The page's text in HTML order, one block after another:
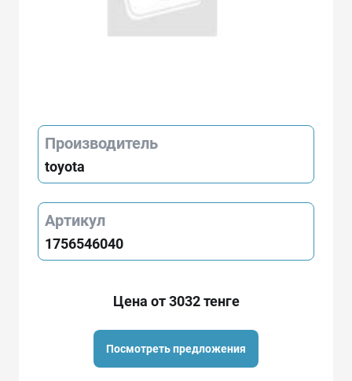
Производитель
toyota
Артикул
1756546040
Цена от 3032 тенге
Посмотреть предложения